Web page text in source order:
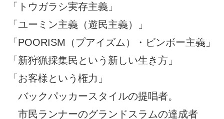
「トウガラシ実存主義」
「ユーミン主義（遊民主義）」
「POORISM（プアイズム）・ビンボー主義」
「新狩猟採集民という新しい生き方」
「お客様という権力」
バックパッカースタイルの提唱者。
市民ランナーのグランドスラムの達成者